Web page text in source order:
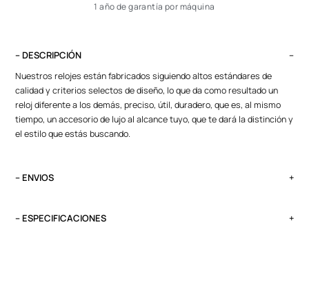
1 año de garantía por máquina
– DESCRIPCIÓN
Nuestros relojes están fabricados siguiendo altos estándares de
calidad y criterios selectos de diseño, lo que da como resultado un
reloj diferente a los demás, preciso, útil, duradero, que es, al mismo
tiempo, un accesorio de lujo al alcance tuyo, que te dará la distinción y
el estilo que estás buscando.
– ENVIOS
2 a 4 días, provincias según destino.
– ESPECIFICACIONES